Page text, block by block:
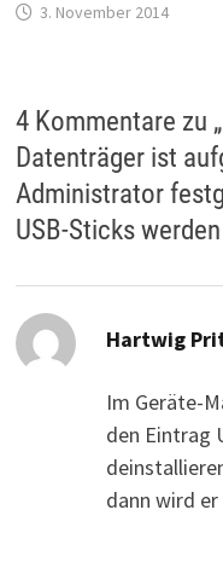
3. November 2014
4 Kommentare zu „
Datenträger ist
Administrator
USB-Sticks
Hartwig
Im Geräte-
den Eintrag
dann wird